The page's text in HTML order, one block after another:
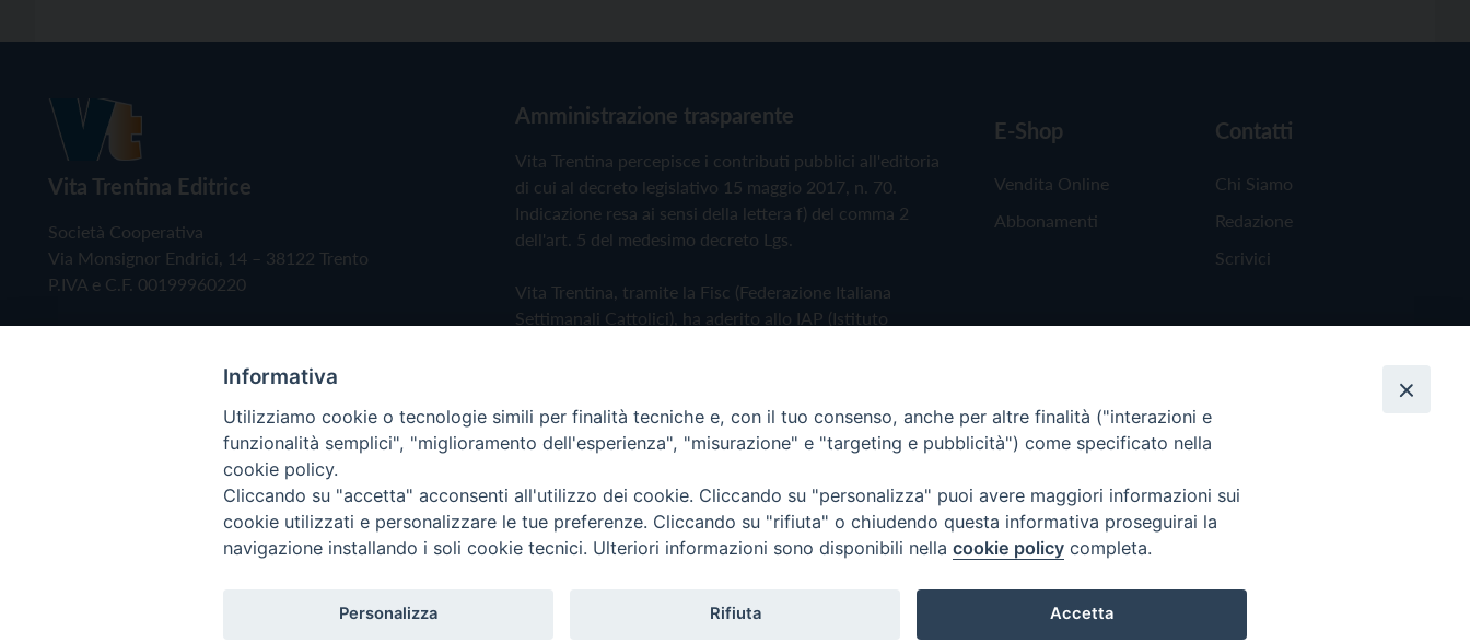
Vita Trentina Editrice
Società Cooperativa
Via Monsignor Endrici, 14 – 38122 Trento
P.IVA e C.F. 00199960220
Amministrazione trasparente
Vita Trentina percepisce i contributi pubblici all'editoria
di cui al decreto legislativo 15 maggio 2017, n. 70.
Indicazione resa ai sensi della lettera f) del comma 2
dell'art. 5 del medesimo decreto Lgs.
Vita Trentina, tramite la Fisc (Federazione Italiana
Settimanali Cattolici), ha aderito allo IAP (Istituto
Privacy Policy Cookie Policy
E-Shop
Vendita Online
Abbonamenti
Contatti
Chi Siamo
Redazione
Scrivici
Copyright © 2019 - Tutti i diritti riservati - Vita Trentina Editrice
Informativa
Utilizziamo cookie o tecnologie simili per finalità tecniche e, con il tuo consenso, anche per altre finalità ("interazioni e
funzionalità semplici", "miglioramento dell'esperienza", "misurazione" e "targeting e pubblicità") come specificato nella
cookie policy.
Cliccando su "accetta" acconsenti all'utilizzo dei cookie. Cliccando su "personalizza" puoi avere maggiori informazioni sui
cookie utilizzati e personalizzare le tue preferenze. Cliccando su "rifiuta" o chiudendo questa informativa proseguirai la
navigazione installando i soli cookie tecnici. Ulteriori informazioni sono disponibili nella cookie policy completa.
Personalizza Rifiuta Accetta